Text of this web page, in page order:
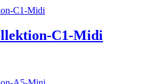
C1-Midi